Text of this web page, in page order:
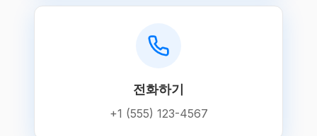
전화하기
+1 (555) 123-4567